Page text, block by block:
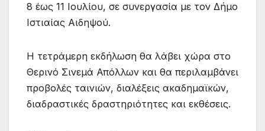
8 έως 11 Ιουλίου, σε συνεργασία με τον Δήμο
Ιστιαίας Αιδηψού.
Η τετράμερη εκδήλωση θα λάβει χώρα στο
Θερινό Σινεμά Απόλλων και θα περιλαμβάνει
προβολές ταινιών, διαλέξεις ακαδημαϊκών,
διαδραστικές δραστηριότητες και εκθέσεις.